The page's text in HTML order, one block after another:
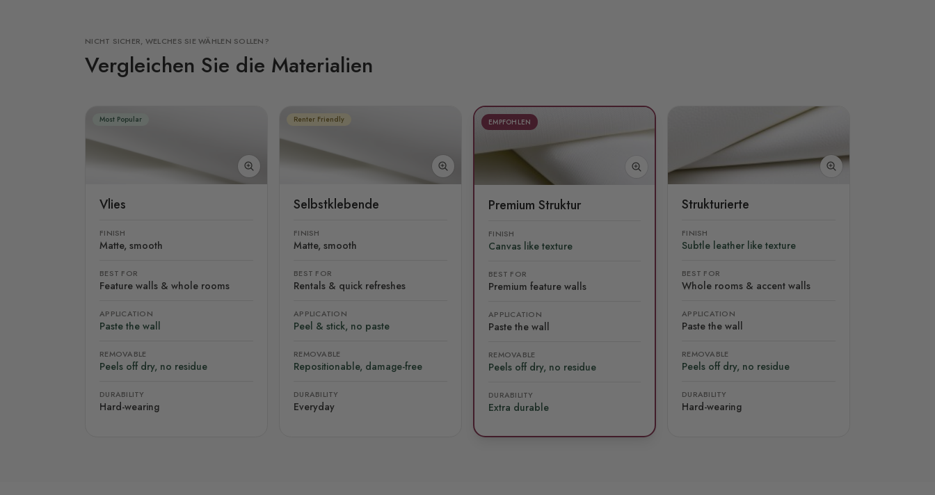
NICHT SICHER, WELCHES SIE WÄHLEN SOLLEN?
Vergleichen Sie die Materialien
Most Popular
Vlies
FINISH
Matte, smooth
BEST FOR
Feature walls & whole rooms
APPLICATION
Paste the wall
REMOVABLE
Peels off dry, no residue
DURABILITY
Hard-wearing
Renter Friendly
Selbstklebende
FINISH
Matte, smooth
BEST FOR
Rentals & quick refreshes
APPLICATION
Peel & stick, no paste
REMOVABLE
Repositionable, damage-free
DURABILITY
Everyday
EMPFOHLEN
Premium Struktur
FINISH
Canvas like texture
BEST FOR
Premium feature walls
APPLICATION
Paste the wall
REMOVABLE
Peels off dry, no residue
DURABILITY
Extra durable
Strukturierte
FINISH
Subtle leather like texture
BEST FOR
Whole rooms & accent walls
APPLICATION
Paste the wall
REMOVABLE
Peels off dry, no residue
DURABILITY
Hard-wearing